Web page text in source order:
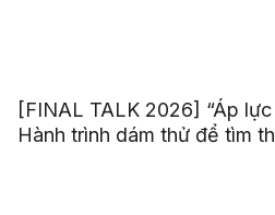
[FINAL TALK 2026] “Áp
Hành trình dám thử để tìm